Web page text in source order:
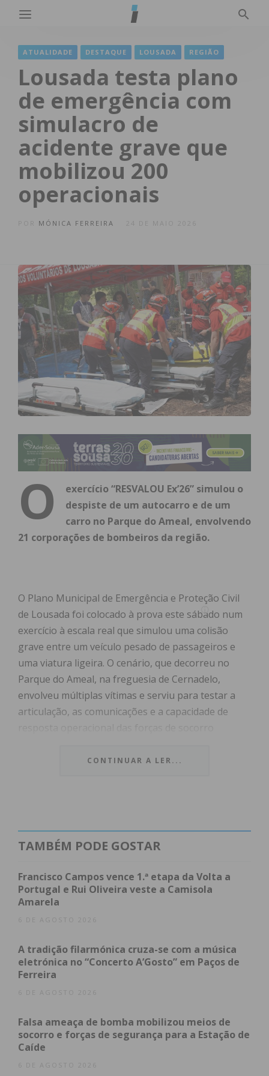
ATUALIDADE DESTAQUE LOUSADA REGIÃO
Lousada testa plano
de emergência com
simulacro de
acidente grave que
mobilizou 200
operacionais
MÓNICA FERREIRA 24 DE MAIO 2026
O
exercício “RESVALOU Ex’26” simulou o
despiste de um autocarro e de um
carro no Parque do Ameal, envolvendo
21 corporações de bombeiros da região.
O Plano Municipal de Emergência e Proteção Civil
de Lousada foi colocado à prova este sábado num
exercício à escala real que simulou uma colisão
grave entre um veículo pesado de passageiros e
uma viatura ligeira. O cenário, que decorreu no
Parque do Ameal, na freguesia de Cernadelo,
envolveu múltiplas vítimas e serviu para testar a
articulação, as comunicações e a capacidade de
o apoio de 58 meios de socorro. No teatro de
bombeiros voluntários de toda a região, além dos
vários agentes de proteção civil e organismos de
apoio municipal.
“A realização deste teste
pretende melhorar
procedimentos entre as
diversas entidades da
Proteção Civil, corrigir
possíveis debilidades e afinar
CONTINUAR A LER...
TAMBÉM PODE GOSTAR
Francisco Campos vence 1.ª etapa da Volta a
Portugal e Rui Oliveira veste a Camisola
Amarela
6 DE AGOSTO 2026
A tradição filarmónica cruza-se com a música
eletrónica no “Concerto A’Gosto” em Paços de
Ferreira
6 DE AGOSTO 2026
Falsa ameaça de bomba mobilizou meios de
socorro e forças de segurança para a Estação de
Caíde
6 DE AGOSTO 2026